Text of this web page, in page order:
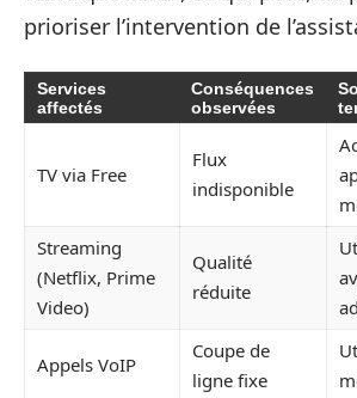
prioriser l’intervention de
Services
affectés
Conséquences
observées
TV via Free
Flux
indisponible
Streaming
(Netflix, Prime
Video)
Qualité
réduite
Appels VoIP
Coupe de
ligne fixe